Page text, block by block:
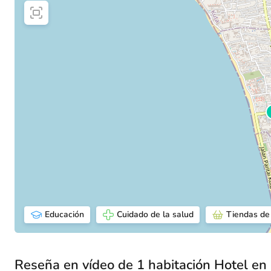
Educación Cuidado de la salud Tiendas
Reseña en vídeo de 1 habitación Hotel